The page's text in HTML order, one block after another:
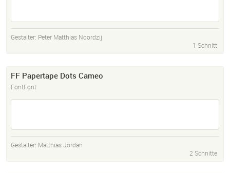
Gestalter: Peter Matthias Noordzij
1 Schnitt
FF Papertape Dots Cameo
FontFont
Gestalter: Matthias Jordan
2 Schnitte